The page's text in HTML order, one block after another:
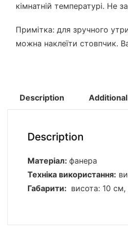
кімнатній температурі. Не
Примітка: для зручного
можна наклеїти стовпчик.
Description
Description
Матеріал: фанера
Техніка використання:
Габарити: висота: 10